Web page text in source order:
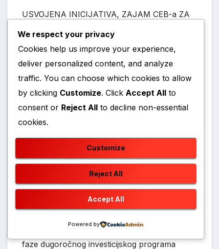
USVOJENA INICIJATIVA, ZAJAM CEB-a ZA
Vijeće ministara BiH usvojilo je Inicijativu
Ministarstva financija i trezora i odredilo
izaslanstvo za vođenje pregovora radi
zaključivanja Sporazuma o zajmu između
Bosne i Hercegovine i Razvojne banke Vijeća
Europe (CEB) za medicinski kompleks
BanjaLuka, u iznosu od 31 milijun eura.
Medicinskog kampusa u Banj
faze dugoročnog investicijskog programa
We respect your privacy
Cookies help us improve your experience,
deliver personalized content, and analyze
traffic. You can choose which cookies to allow
by clicking Customize. Click Accept All to
consent or Reject All to decline non-essential
cookies.
Customize
Reject All
Accept All
Powered by